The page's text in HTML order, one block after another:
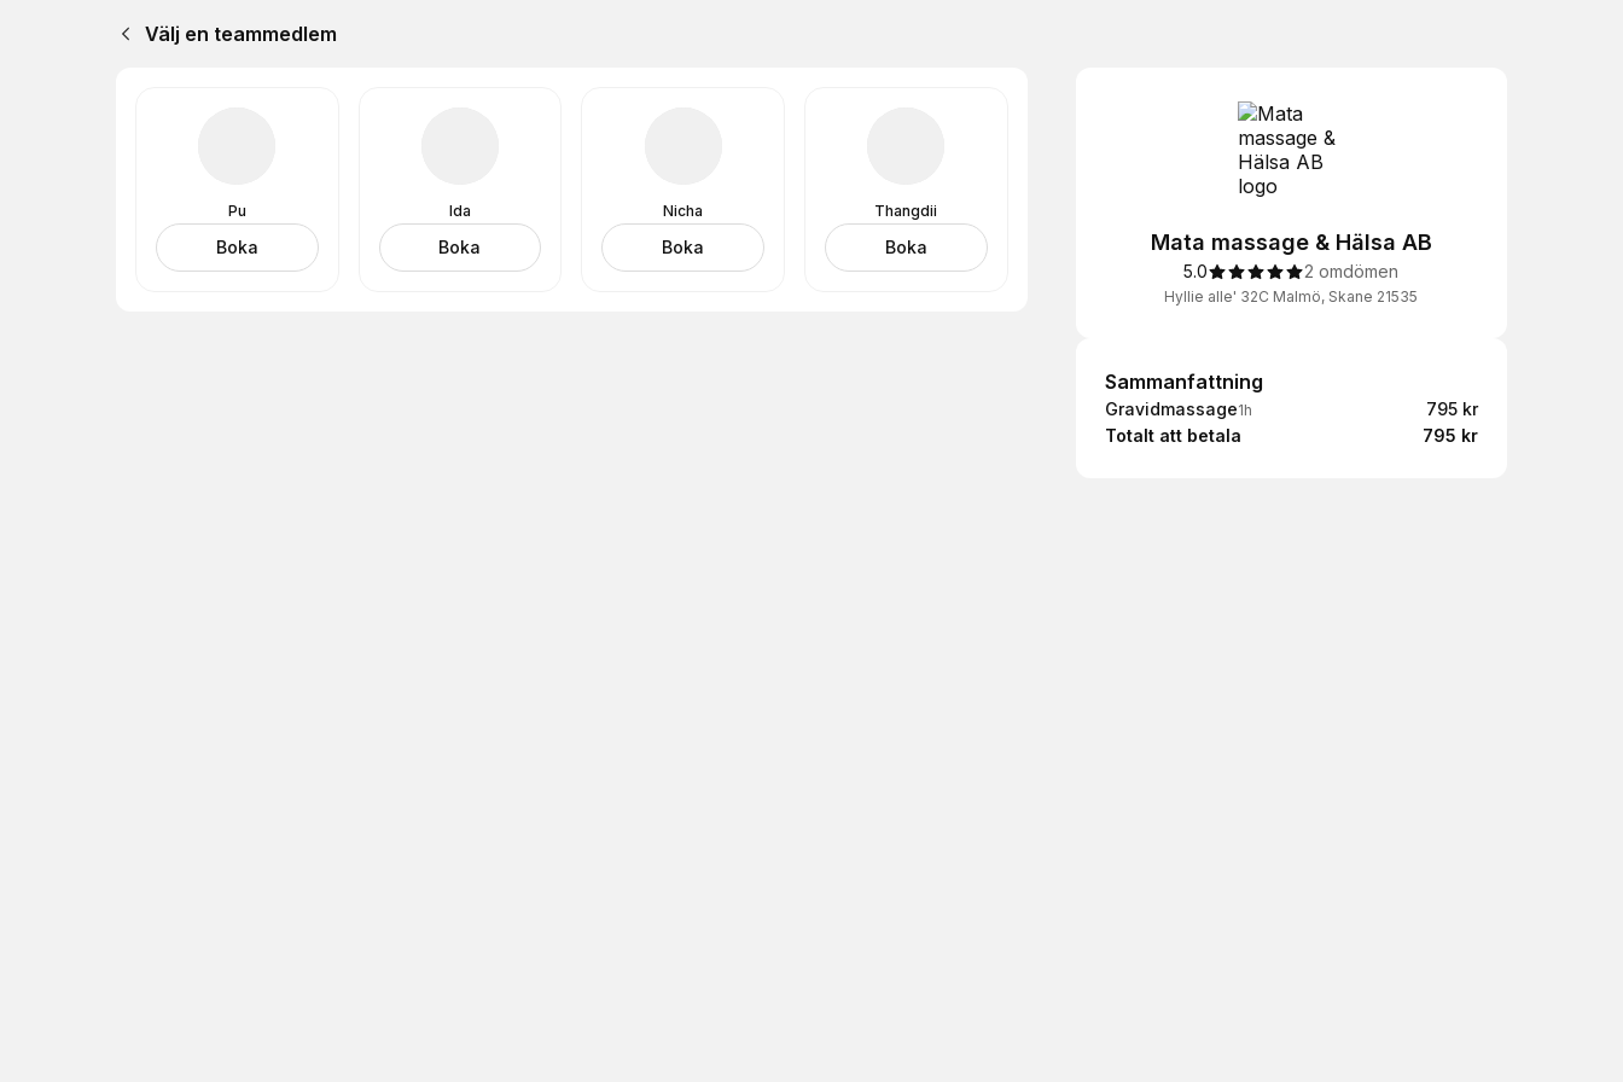
Välj en teammedlem
Pu
Boka
Ida
Boka
Nicha
Boka
Thangdii
Boka Mata massage & Hälsa AB
5.0 2 omdömen
Hyllie alle' 32C Malmö, Skane 21535
Sammanfattning
Sammanfattning
Gravidmassage1h
795 kr
Totalt att betala
795 kr